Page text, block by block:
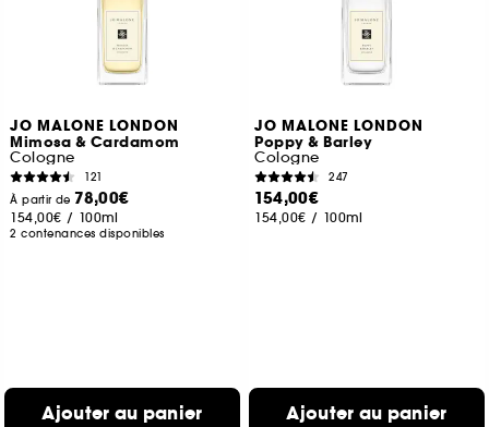
JO MALONE LONDON
Mimosa & Cardamom
Cologne
121
À partir de 78,00€
154,00€ / 100ml
2 contenances disponibles
Ajouter au panier
JO MALONE LONDON
Poppy & Barley
Cologne
247
154,00€
154,00€ / 100ml
Ajouter au panier